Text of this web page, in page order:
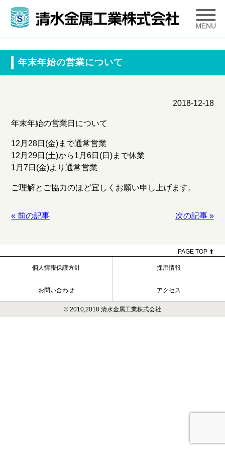
年末年始の営業について
2018-12-18
年末年始の営業日について
12月28日(金)まで通常営業
12月29日(土)から1月6日(日)まで休業
1月7日(金)より通常営業
ご理解とご協力のほど宜しくお願い申し上げます。
ゲ
シ
« 前の記事 次の記事 »
PAGE TOP ⬆
個人情報保護方針 採用情報
お問い合わせ アクセス
© 2010,2018 清水金属工業株式会社